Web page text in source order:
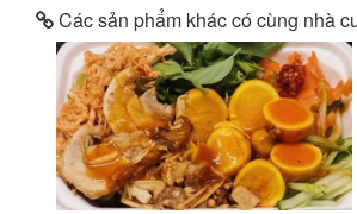
Các sản phẩm khác có cùng nhà